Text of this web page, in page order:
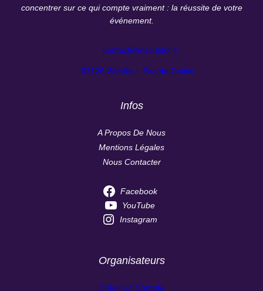
concentrer sur ce qui compte vraiment : la réussite de votre
événement.
contact@inscristoi.fr
62126 Wimille – Pas de Calais
Infos
A Propos De Nous
Mentions Légales
Nous Contacter
Facebook
YouTube
Instagram
Organisateurs
Créer Un Compte